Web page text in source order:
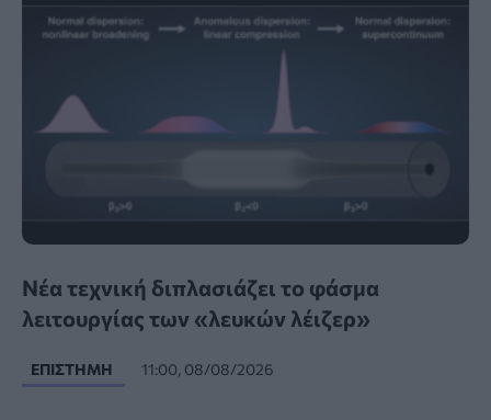
Νέα τεχνική διπλασιάζει το φάσμα
λειτουργίας των «λευκών λέιζερ»
ΕΠΙΣΤΉΜΗ 11:00, 08/08/2026